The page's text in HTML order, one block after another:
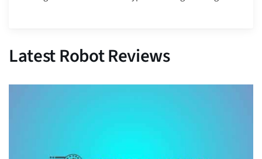
Latest Robot Reviews